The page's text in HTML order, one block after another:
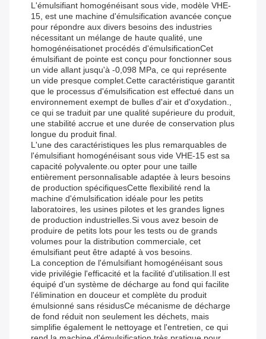
L'émulsifiant homogénéisant sous vide, modèle VHE-
15, est une machine d'émulsification avancée conçue
pour répondre aux divers besoins des industries
nécessitant un mélange de haute qualité, une
homogénéisationet procédés d'émulsificationCet
émulsifiant de pointe est conçu pour fonctionner sous
un vide allant jusqu'à -0,098 MPa, ce qui représente
un vide presque complet.Cette caractéristique garantit
que le processus d'émulsification est effectué dans un
environnement exempt de bulles d'air et d'oxydation.,
ce qui se traduit par une qualité supérieure du produit,
une stabilité accrue et une durée de conservation plus
longue du produit final.
L'une des caractéristiques les plus remarquables de
l'émulsifiant homogénéisant sous vide VHE-15 est sa
capacité polyvalente.ou opter pour une taille
entièrement personnalisable adaptée à leurs besoins
de production spécifiquesCette flexibilité rend la
machine d'émulsification idéale pour les petits
laboratoires, les usines pilotes et les grandes lignes
de production industrielles.Si vous avez besoin de
produire de petits lots pour les tests ou de grands
volumes pour la distribution commerciale, cet
émulsifiant peut être adapté à vos besoins.
La conception de l'émulsifiant homogénéisant sous
vide privilégie l'efficacité et la facilité d'utilisation.Il est
équipé d'un système de décharge au fond qui facilite
l'élimination en douceur et complète du produit
émulsionné sans résidusCe mécanisme de décharge
de fond réduit non seulement les déchets, mais
simplifie également le nettoyage et l'entretien, ce qui